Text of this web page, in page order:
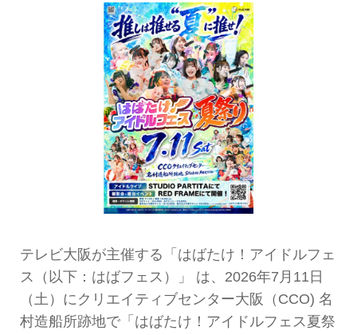
テレビ大阪が主催する「はばたけ！アイドルフェ
ス（以下：はばフェス）」 は、2026年7月11日
（土）にクリエイティブセンター大阪（CCO) 名
村造船所跡地で「はばたけ！アイドルフェス夏祭